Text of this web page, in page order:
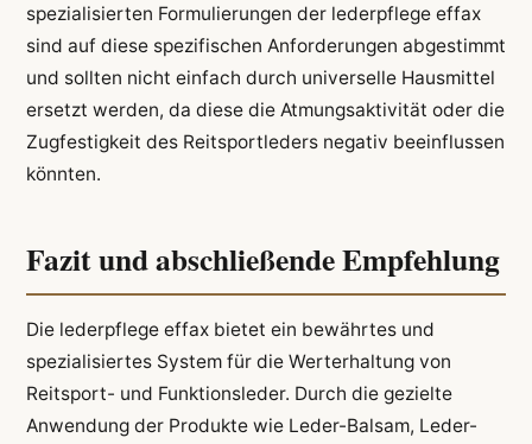
spezialisierten Formulierungen der lederpflege effax
sind auf diese spezifischen Anforderungen abgestimmt
und sollten nicht einfach durch universelle Hausmittel
ersetzt werden, da diese die Atmungsaktivität oder die
Zugfestigkeit des Reitsportleders negativ beeinflussen
könnten.
Fazit und abschließende Empfehlung
Die lederpflege effax bietet ein bewährtes und
spezialisiertes System für die Werterhaltung von
Reitsport- und Funktionsleder. Durch die gezielte
Anwendung der Produkte wie Leder-Balsam, Leder-